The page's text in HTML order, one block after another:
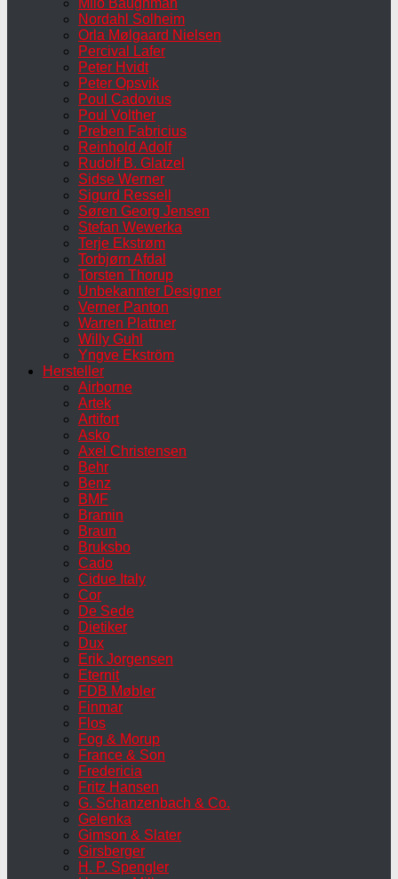
Nordahl Solheim
Orla Mølgaard Nielsen
Percival Lafer
Peter Hvidt
Peter Opsvik
Poul Cadovius
Poul Volther
Preben Fabricius
Reinhold Adolf
Rudolf B. Glatzel
Sidse Werner
Sigurd Ressell
Søren Georg Jensen
Stefan Wewerka
Terje Ekstrøm
Torbjørn Afdal
Torsten Thorup
Unbekannter Designer
Verner Panton
Warren Plattner
Willy Guhl
Yngve Ekström
Hersteller
Airborne
Artek
Artifort
Asko
Axel Christensen
Behr
Benz
BMF
Bramin
Braun
Bruksbo
Cado
Cidue Italy
Cor
De Sede
Dietiker
Dux
Erik Jorgensen
Eternit
FDB Møbler
Finmar
Flos
Fog & Morup
France & Son
Fredericia
Fritz Hansen
G. Schanzenbach & Co.
Gelenka
Gimson & Slater
Girsberger
H. P. Spengler